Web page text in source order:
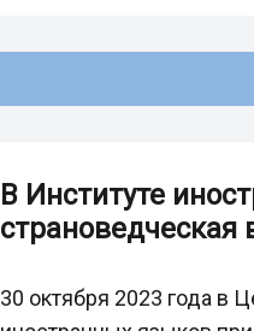
В Институте
страноведческая
30 октября 2023 года в